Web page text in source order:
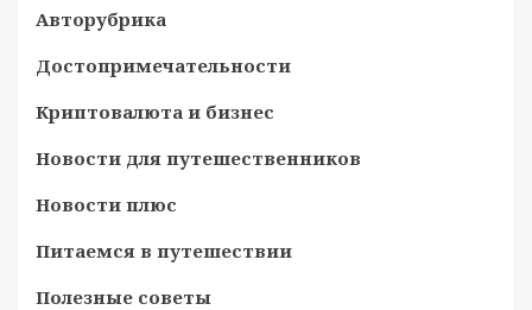
Авторубрика
Достопримечательности
Криптовалюта и бизнес
Новости для путешественников
Новости плюс
Питаемся в путешествии
Полезные советы